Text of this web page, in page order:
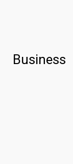
Business